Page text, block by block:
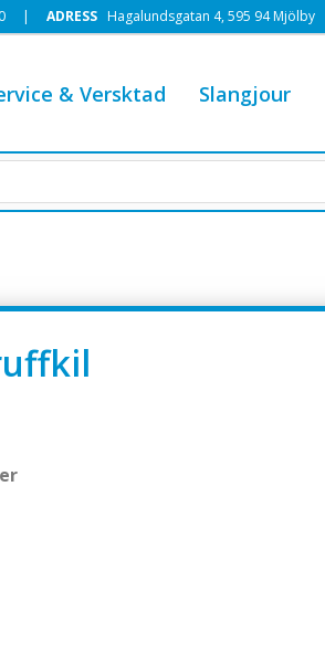
| ADRESS Hagalundsgatan 4, 595 94 Mjölby
& Versktad Slangjour